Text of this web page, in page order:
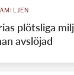
plötsliga
avslöjad